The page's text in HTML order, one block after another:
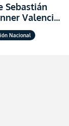
Sebastián
Valencia
hombre
Nacional